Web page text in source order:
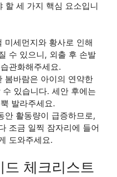
할 세 가지 핵심 요소입니
미세먼지와 황사로 인해
수 있으니, 외출 후 손발
관화해주세요.
봄바람은 아이의 연약한
있습니다. 세안 후에는
발라주세요.
안 활동량이 급증하므로,
조금 일찍 잠자리에 들어
도와주세요.
드 체크리스트